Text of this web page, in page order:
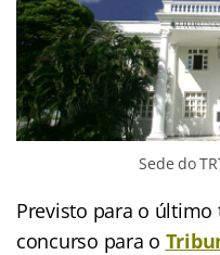
Sede do
Previsto para o
concurso para o